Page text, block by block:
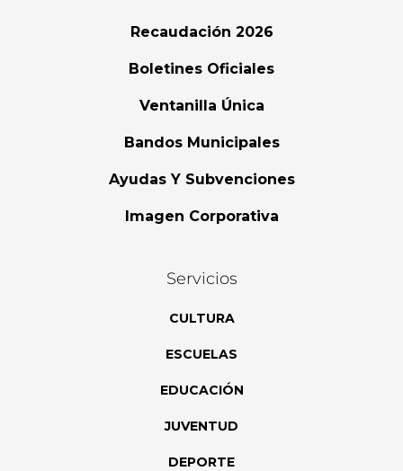
Recaudación 2026
Boletines Oficiales
Ventanilla Única
Bandos Municipales
Ayudas Y Subvenciones
Imagen Corporativa
Servicios
CULTURA
ESCUELAS
EDUCACIÓN
JUVENTUD
DEPORTE